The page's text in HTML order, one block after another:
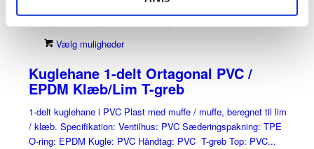
Vælg muligheder
Kuglehane 1-delt Ortagonal PVC /
EPDM Klæb/Lim T-greb
1-delt kuglehane i PVC Plast med muffe / muffe, beregnet til lim
/ klæb. Specifikation: Ventilhus: PVC Sæderingspakning: TPE
O-ring: EPDM Kugle: PVC Håndtag: PVC T-greb Top: PVC...